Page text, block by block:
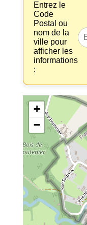
Entrez le
Code
Postal ou
nom de la
ville pour
afficher les
informations
:
+
−